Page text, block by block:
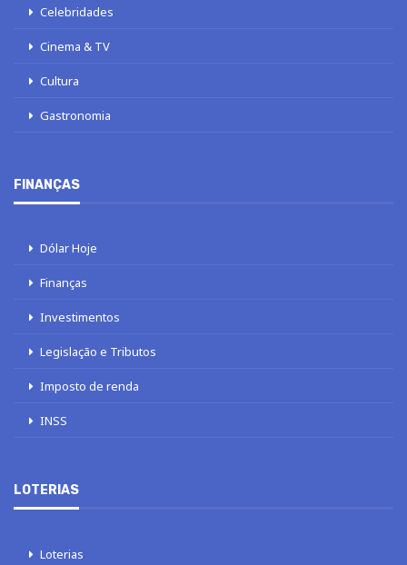
Celebridades
Cinema & TV
Cultura
Gastronomia
FINANÇAS
Dólar Hoje
Finanças
Investimentos
Legislação e Tributos
Imposto de renda
INSS
LOTERIAS
Loterias